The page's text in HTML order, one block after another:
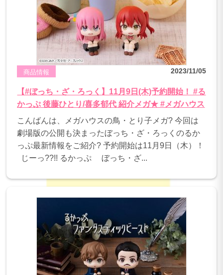
商品情報 2023/11/05
【#ぼっち・ざ・ろっく】11月9日(木)予約開始！ #る
かっぷ 後藤ひとり/喜多郁代 紹介メガ★ #メガハウス
こんばんは、メガハウスの鳥・とり子メガ? 今回は
劇場版の公開も決まったぼっち・ざ・ろっくのるか
っぷ最新情報をご紹介? 予約開始は11月9日（木）！
じーっ??!! るかっぷ ぼっち・ざ...